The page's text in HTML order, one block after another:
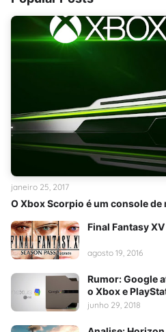
O Xbox Scorpio é um console de
janeiro 25, 2017
Final Fantasy
agosto 19, 2016
Rumor: Google
o Xbox e
junho 29, 2018